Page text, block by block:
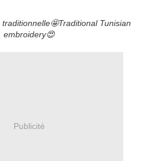
Tunisian
embroidery😍
Publicité